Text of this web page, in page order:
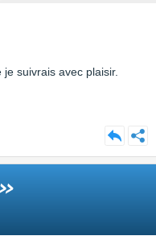
suivrais avec plaisir.